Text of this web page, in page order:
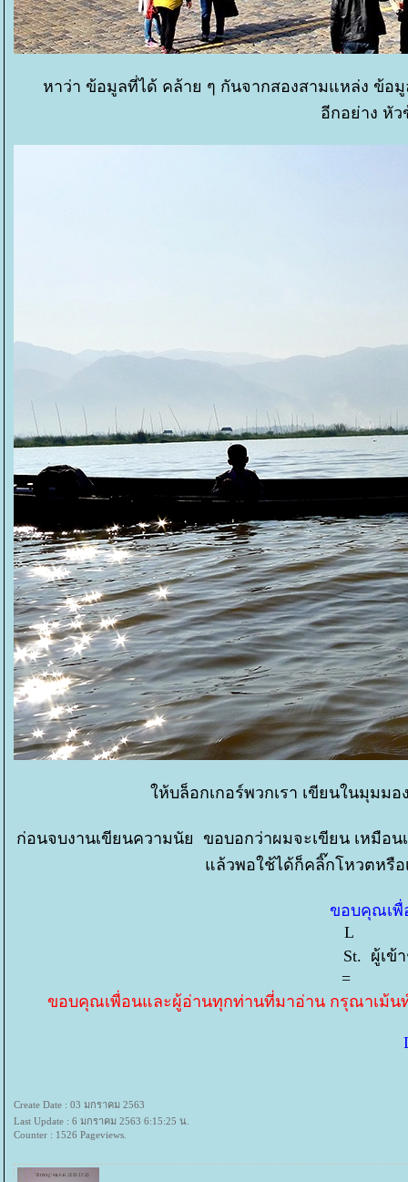
หาว่า ข้อมูลที่ได้ คล้าย ๆ กันจากสองสามแหล่ง ข้อ
อีกอย่าง หั
ห้บล็อกเกอร์พวกเรา เขียนในมุมม
ก่อนจบงานเขียนความนัย ขอบอกว่าผมจะเขียน เหมือ
ล้วพอใช้ได้ก็คลิ๊กโหวตหรื
ขอบคุณเพื่
L
St. ผู้เข้
=
ขอบคุณเพื่อนและผู้อ่านทุกท่านที่มาอ่าน กรุณาเม้น
Create Date : 03 มกราคม 2563
Last Update : 6 มกราคม 2563 6:15:25 น.
Counter : 1526 Pageviews.